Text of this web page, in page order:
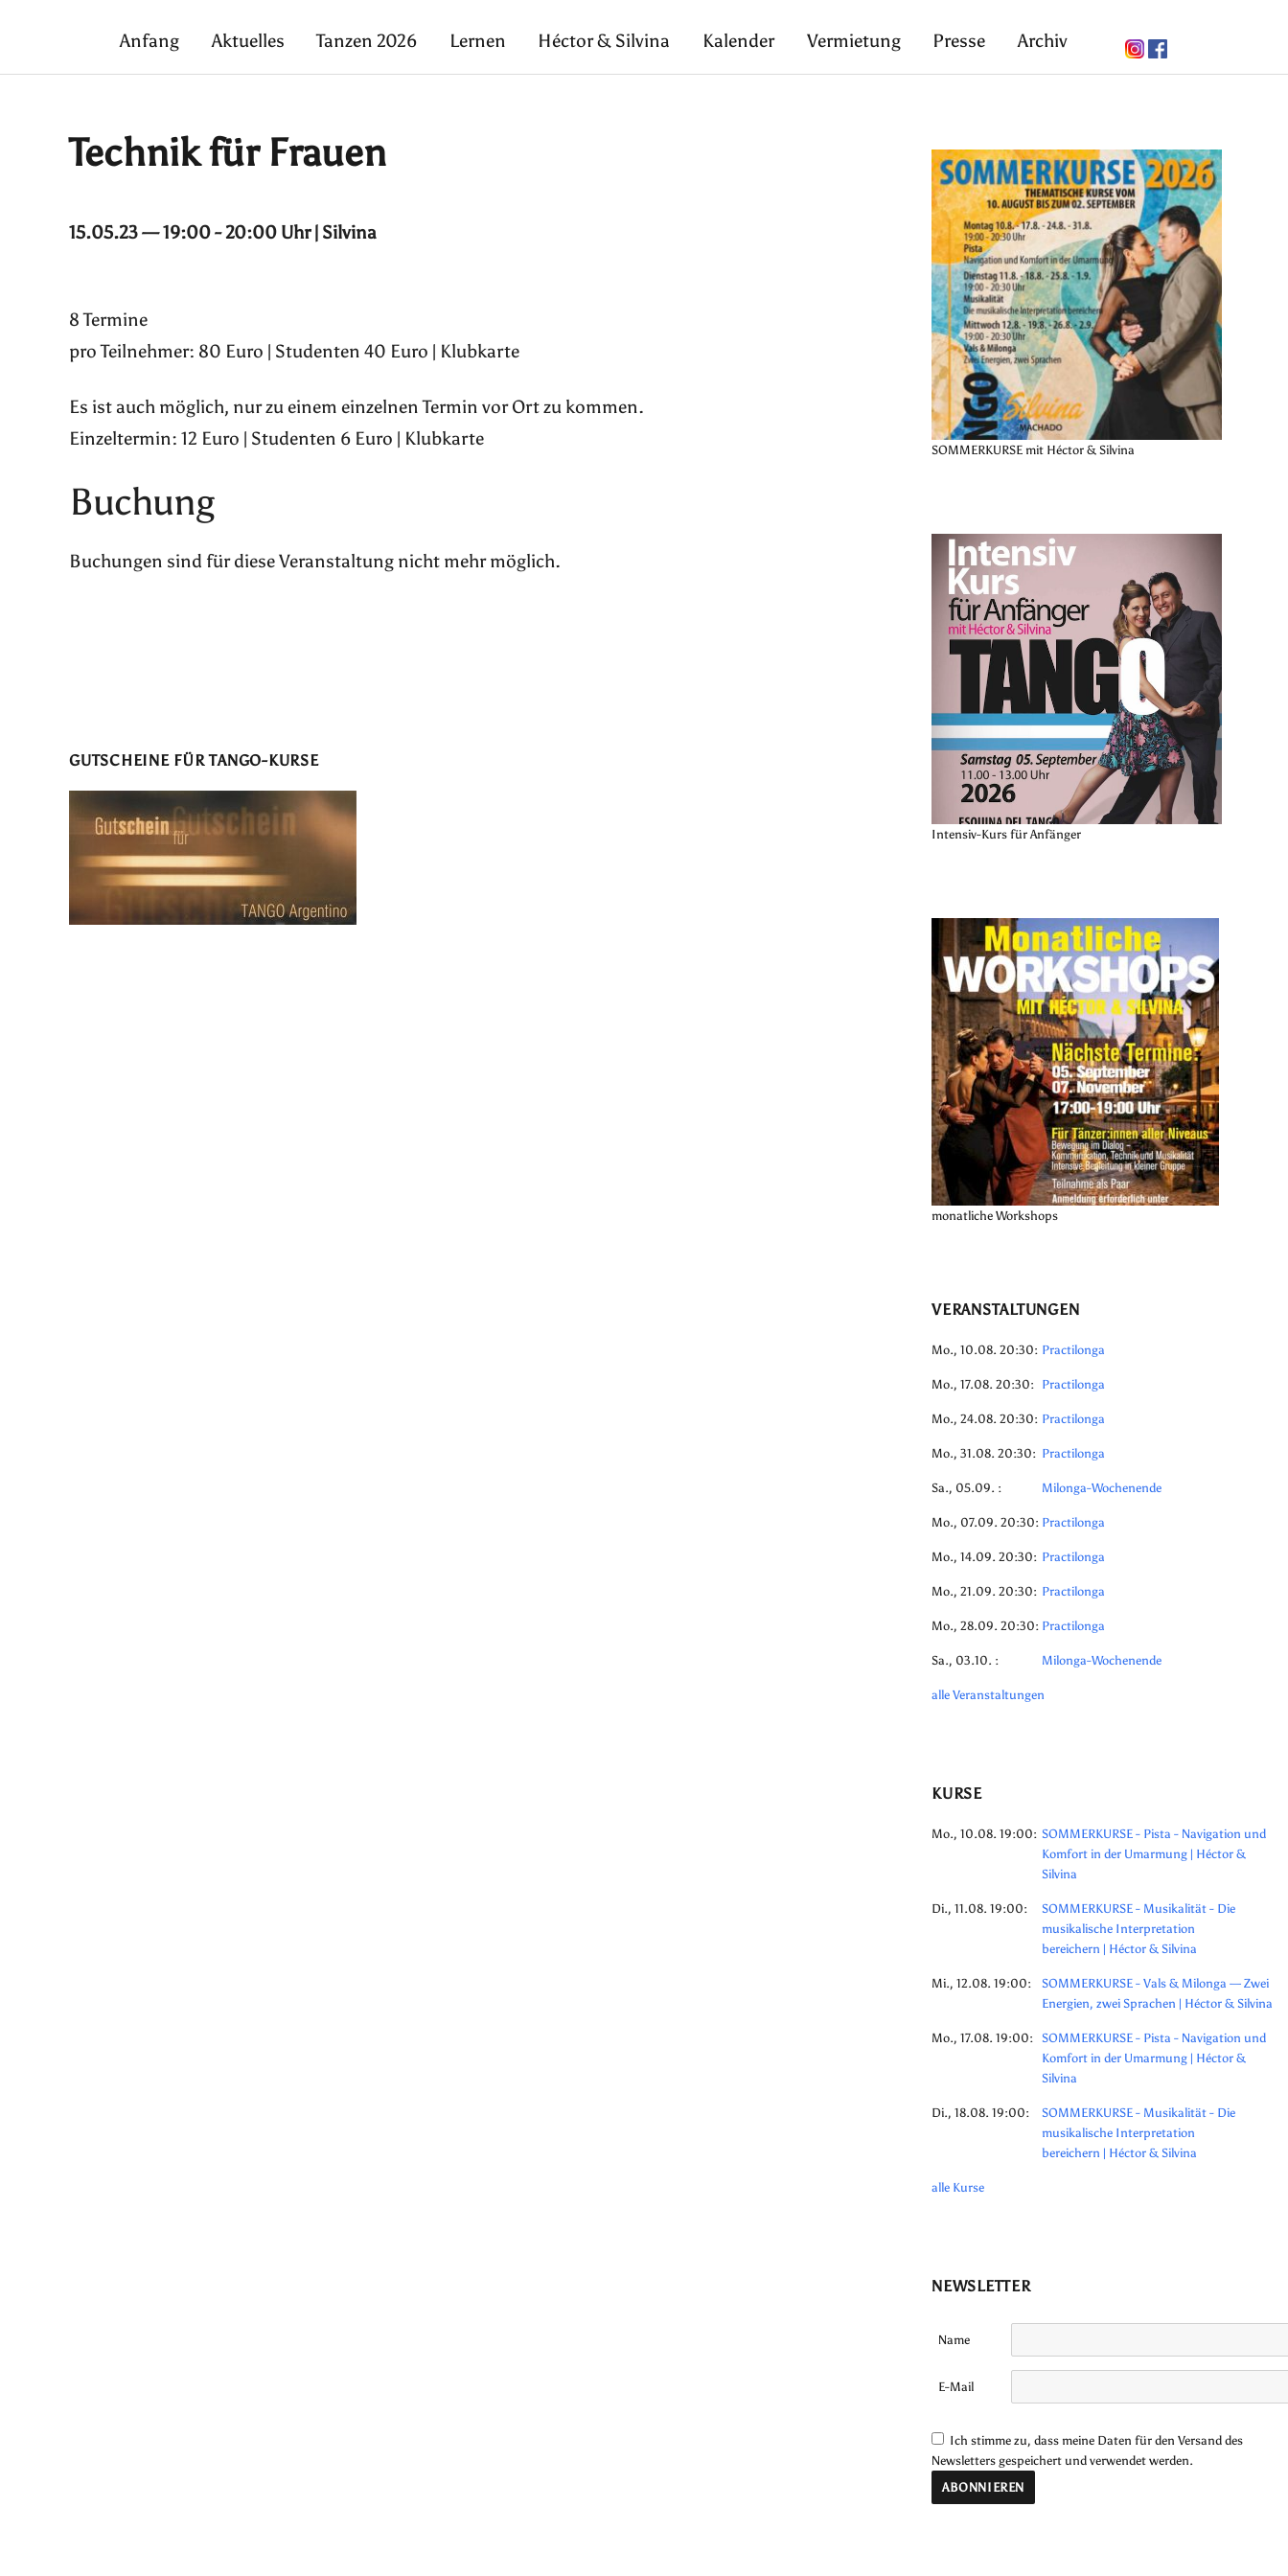
Anfang Aktuelles Tanzen 2026 Lernen Héctor & Silvina Kalender Vermietung Presse Archiv
Technik für Frauen
15.05.23 — 19:00 - 20:00 Uhr | Silvina
8 Termine
pro Teilnehmer: 80 Euro | Studenten 40 Euro | Klubkarte
Es ist auch möglich, nur zu einem einzelnen Termin vor Ort zu kommen.
Einzeltermin: 12 Euro | Studenten 6 Euro | Klubkarte
Buchung
Buchungen sind für diese Veranstaltung nicht mehr möglich.
GUTSCHEINE FÜR TANGO-KURSE
SOMMERKURSE mit Héctor & Silvina
Intensiv-Kurs für Anfänger
monatliche Workshops
VERANSTALTUNGEN
Mo., 10.08. 20:30: Practilonga
Mo., 17.08. 20:30: Practilonga
Mo., 24.08. 20:30: Practilonga
Mo., 31.08. 20:30: Practilonga
Sa., 05.09. : Milonga-Wochenende
Mo., 07.09. 20:30: Practilonga
Mo., 14.09. 20:30: Practilonga
Mo., 21.09. 20:30: Practilonga
Mo., 28.09. 20:30: Practilonga
Sa., 03.10. : Milonga-Wochenende
alle Veranstaltungen
KURSE
Mo., 10.08. 19:00: SOMMERKURSE - Pista - Navigation und
Komfort in der Umarmung | Héctor &
Silvina
Di., 11.08. 19:00:
SOMMERKURSE - Musikalität - Die
musikalische Interpretation
bereichern | Héctor & Silvina
Mi., 12.08. 19:00:
SOMMERKURSE - Vals & Milonga — Zwei
Energien, zwei Sprachen | Héctor & Silvina
Mo., 17.08. 19:00: SOMMERKURSE - Pista - Navigation und
Komfort in der Umarmung | Héctor &
Silvina
Di., 18.08. 19:00:
SOMMERKURSE - Musikalität - Die
musikalische Interpretation
bereichern | Héctor & Silvina
alle Kurse
NEWSLETTER
Name
E-Mail
Ich stimme zu, dass meine Daten für den Versand des
Newsletters gespeichert und verwendet werden.